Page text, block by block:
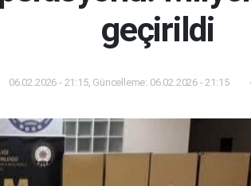
geçirildi
06.02.2026 - 21:15, Güncelleme: 06.02.2026 - 21:15